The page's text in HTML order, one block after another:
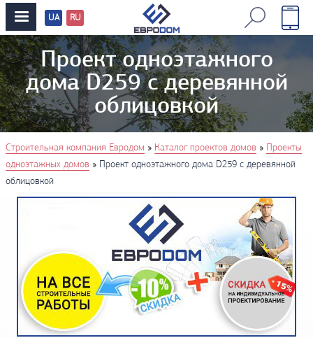
Проект одноэтажного
дома D259 с деревянной
облицовкой
Строительная компания Евродом » Каталог проектов домов » Проекты
одноэтажных домов » Проект одноэтажного дома D259 с деревянной
облицовкой
Перевод
сайтов
UA RU